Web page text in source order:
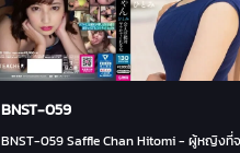
BNST-059
BNST-059 Saffle Chan Hitomi - ผู้หญิง